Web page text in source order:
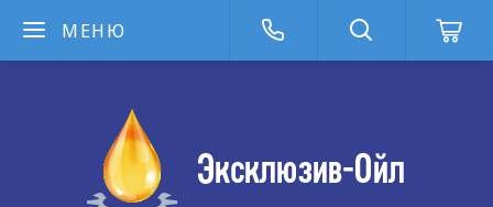
МЕНЮ